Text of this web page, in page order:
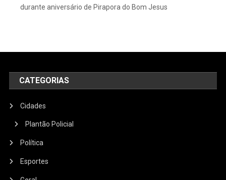
durante aniversário de Pirapora do Bom Jesus
CATEGORIAS
Cidades
Plantão Policial
Política
Esportes